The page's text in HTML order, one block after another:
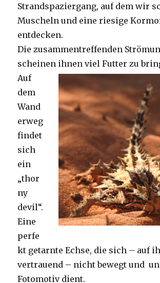
Strandspaziergang, auf dem wir
Muscheln und eine riesige
entdecken.
Die zusammentreffenden
scheinen ihnen viel Futter zu
Auf
dem
Wand
erweg
findet
sich
ein
„thor
ny
devil“.
Eine
perfe
kt getarnte Echse, die sich – auf
vertrauend – nicht bewegt und
Fotomotiv dient.